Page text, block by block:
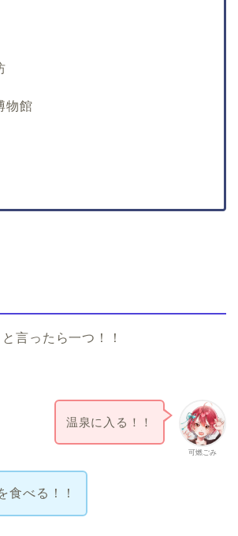
物館
言ったら一つ！！
可燃ごみ
温泉に入る！！
食べる！！